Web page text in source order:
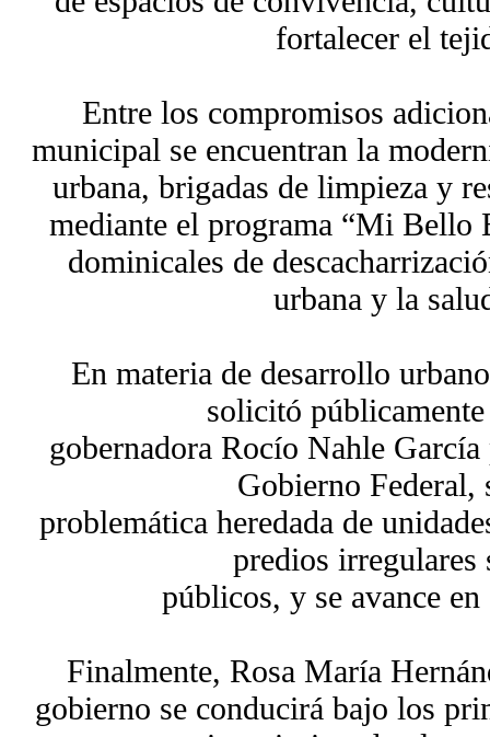
fortalecer el
Entre los compromisos
municipal se encuentran la
urbana, brigadas de limpieza y
mediante el programa “Mi Bello
dominicales de
urbana y la
En materia de desarrollo
solicitó
gobernadora Rocío Nahle
Gobierno Federal,
problemática heredada de
predios irregulares
públicos, y se avance
Finalmente, Rosa María
gobierno se conducirá bajo los